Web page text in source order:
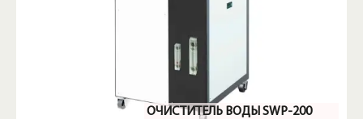
ОЧИСТИТЕЛЬ ВОДЫ SWP-200